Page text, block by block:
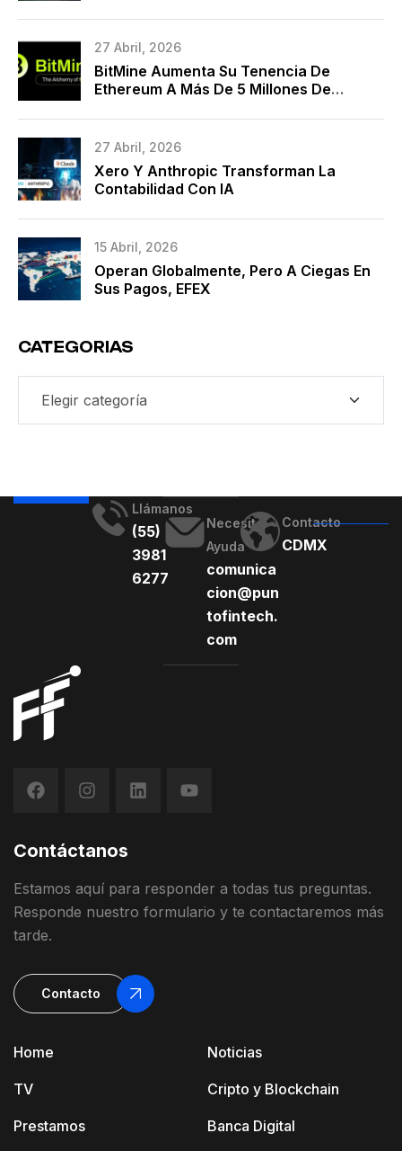
De Modernización De Pagos
27 Abril, 2026
BitMine Aumenta Su Tenencia De
Ethereum A Más De 5 Millones De
27 Abril, 2026
Xero Y Anthropic Transforman La
Contabilidad Con IA
15 Abril, 2026
Operan Globalmente, Pero A Ciegas En
Sus Pagos, EFEX
CATEGORIAS
Llámanos
(55)
3981
6277
Necesito
Ayuda
comunica
cion@pun
tofintech.
com
Contacto
CDMX
Home
TV
Prestamos
Noticias
Cripto y Blockchain
Banca Digital
Contáctanos
Estamos aquí para responder a todas tus preguntas.
Responde nuestro formulario y te contactaremos más
tarde.
Contacto